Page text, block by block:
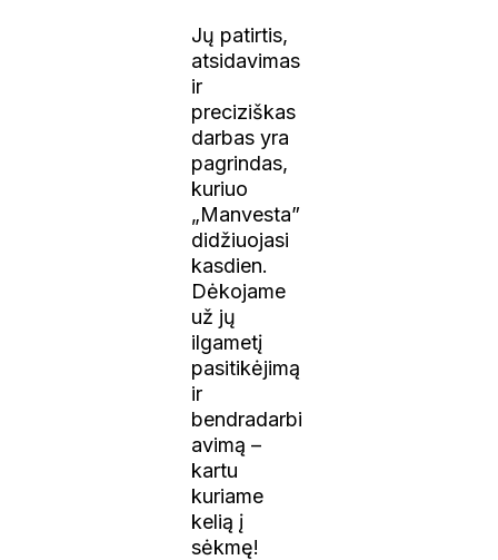
Jų patirtis,
atsidavimas
ir
preciziškas
darbas yra
pagrindas,
kuriuo
„Manvesta”
didžiuojasi
kasdien.
Dėkojame
už jų
ilgametį
pasitikėjimą
ir
bendradarbi
avimą –
kartu
kuriame
kelią į
sėkmę!